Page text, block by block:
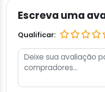
Escreva uma
Qualificar: